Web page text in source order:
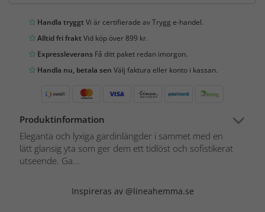
Handla tryggtVi är certifierade av Trygg e-handel.
Alltid fri fraktVid köp över 899 kr.
Expressleverans Få ditt paket redan imorgon.
Handla nu, betala sen Välj faktura eller konto i kassan.
Produktinformation
Eleganta och lyxiga gardinlängder i sammet med en
lätt glansig yta som ger dem ett tidlöst och sofistikerat
utseende. Ga...
Inspireras av @lineahemma.se